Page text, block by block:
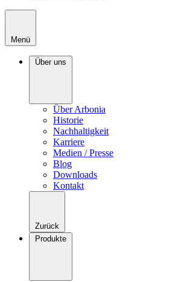
Menü
Über uns
Über Arbonia
Historie
Nachhaltigkeit
Karriere
Medien / Presse
Blog
Downloads
Kontakt
Zurück
Produkte